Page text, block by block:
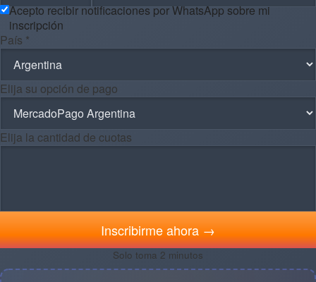
Acepto recibir notificaciones por WhatsApp sobre mi
inscripción
País *
Elija su opción de pago
Elija la cantidad de cuotas
Inscribirme ahora →
Solo toma 2 minutos